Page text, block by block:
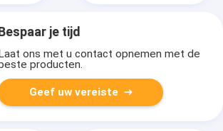
machineconstructie
je tijd
ons met u contact opnemen met de
producten.
Geef uw vereiste